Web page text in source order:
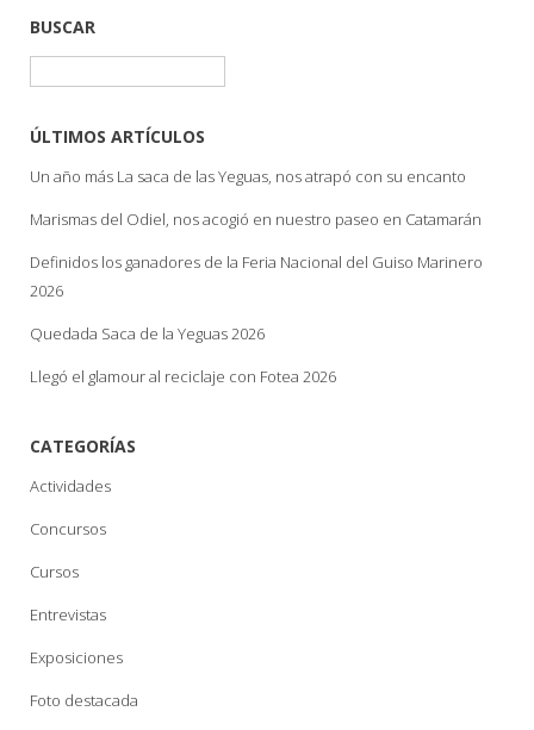
BUSCAR
ÚLTIMOS ARTÍCULOS
Un año más La saca de las Yeguas, nos atrapó con su encanto
Marismas del Odiel, nos acogió en nuestro paseo en Catamarán
Definidos los ganadores de la Feria Nacional del Guiso Marinero
2026
Quedada Saca de la Yeguas 2026
Llegó el glamour al reciclaje con Fotea 2026
CATEGORÍAS
Actividades
Concursos
Cursos
Entrevistas
Exposiciones
Foto destacada